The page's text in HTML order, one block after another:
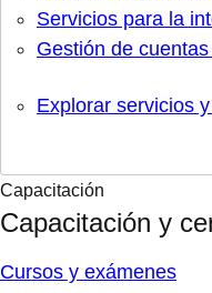
Servicios para la
Gestión de
Explorar servicios
Capacitación
Capacitación y
Cursos y exámenes